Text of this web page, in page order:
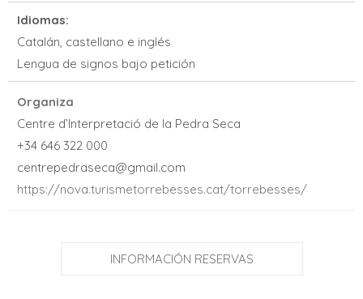
Idiomas:
Catalán, castellano e inglés
Lengua de signos bajo petición
Organiza
Centre d’Interpretació de la Pedra Seca
+34 646 322 000
centrepedraseca@gmail.com
https://nova.turismetorrebesses.cat/torrebesses/
INFORMACIÓN RESERVAS